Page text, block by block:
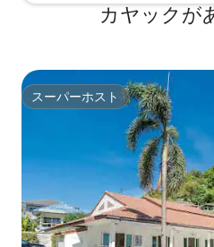
カヤックが
スーパーホスト
スーパーホスト